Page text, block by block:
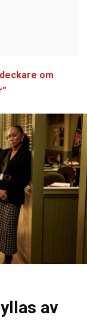
om
av